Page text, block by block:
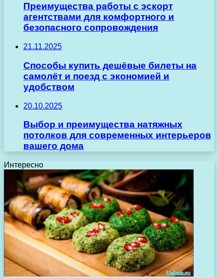
Преимущества работы с эскорт
агентствами для комфортного и
безопасного сопровождения
21.11.2025
Способы купить дешёвые билеты на
самолёт и поезд с экономией и
удобством
20.10.2025
Выбор и преимущества натяжных
потолков для современных интерьеров
вашего дома
Интересно